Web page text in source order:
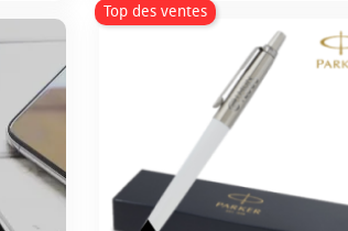
Top des ventes